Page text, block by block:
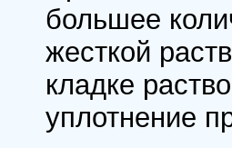
большее
жесткой
кладке
уплотнение